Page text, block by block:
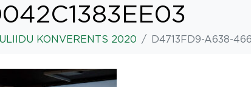
KONVERENTS 2020 D4713FD9-A638-